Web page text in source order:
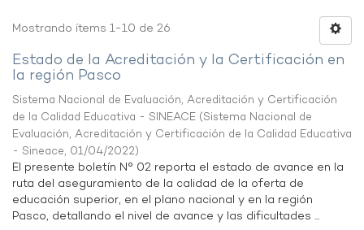
Mostrando ítems 1-10 de 26
Estado de la Acreditación y la Certificación en
la región Pasco
Sistema Nacional de Evaluación, Acreditación y Certificación
de la Calidad Educativa - SINEACE (Sistema Nacional de
Evaluación, Acreditación y Certificación de la Calidad Educativa
- Sineace, 01/04/2022)
El presente boletín N° 02 reporta el estado de avance en la
ruta del aseguramiento de la calidad de la oferta de
educación superior, en el plano nacional y en la región
Pasco, detallando el nivel de avance y las dificultades ...